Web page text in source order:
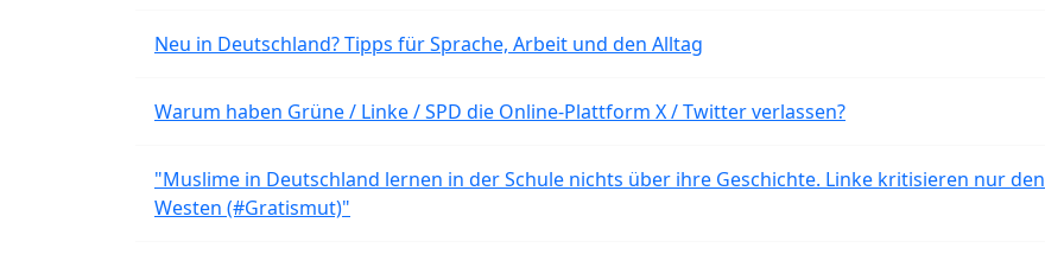
Neu in Deutschland? Tipps für Sprache, Arbeit und den Alltag
Warum haben Grüne / Linke / SPD die Online-Plattform X / Twitter verlassen?
"Muslime in Deutschland lernen in der Schule nichts über ihre Geschichte. Linke kritisieren nur den
Westen (#Gratismut)"